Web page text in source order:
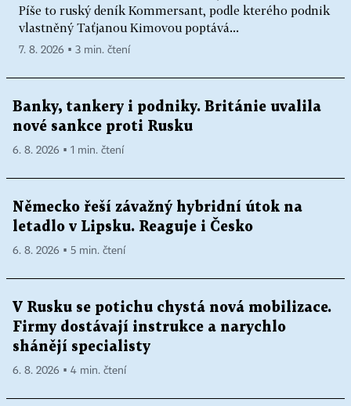
Píše to ruský deník Kommersant, podle kterého podnik
vlastněný Taťjanou Kimovou poptává...
7. 8. 2026 ▪ 3 min. čtení
Banky, tankery i podniky. Británie uvalila
nové sankce proti Rusku
6. 8. 2026 ▪ 1 min. čtení
Německo řeší závažný hybridní útok na
letadlo v Lipsku. Reaguje i Česko
6. 8. 2026 ▪ 5 min. čtení
V Rusku se potichu chystá nová mobilizace.
Firmy dostávají instrukce a narychlo
shánějí specialisty
6. 8. 2026 ▪ 4 min. čtení